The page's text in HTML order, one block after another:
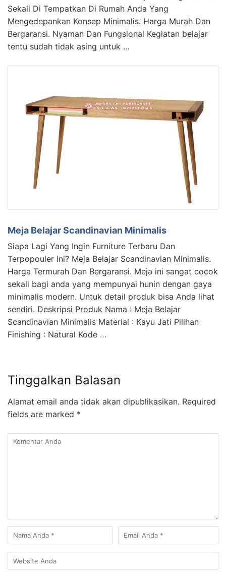
Sekali Di Tempatkan Di Rumah Anda Yang
Mengedepankan Konsep Minimalis. Harga Murah Dan
Bergaransi. Nyaman Dan Fungsional Kegiatan belajar
tentu sudah tidak asing untuk …
Meja Belajar Scandinavian Minimalis
Siapa Lagi Yang Ingin Furniture Terbaru Dan
Terpopouler Ini? Meja Belajar Scandinavian Minimalis.
Harga Termurah Dan Bergaransi. Meja ini sangat cocok
sekali bagi anda yang mempunyai hunin dengan gaya
minimalis modern. Untuk detail produk bisa Anda lihat
sendiri. Deskripsi Produk Nama : Meja Belajar
Scandinavian Minimalis Material : Kayu Jati Pilihan
Finishing : Natural Kode …
Tinggalkan Balasan
Alamat email anda tidak akan dipublikasikan. Required
fields are marked *